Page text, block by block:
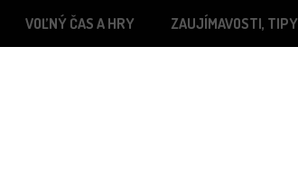
VOĽNÝ ČAS A HRY ZAUJÍMAVOSTI, TIPY